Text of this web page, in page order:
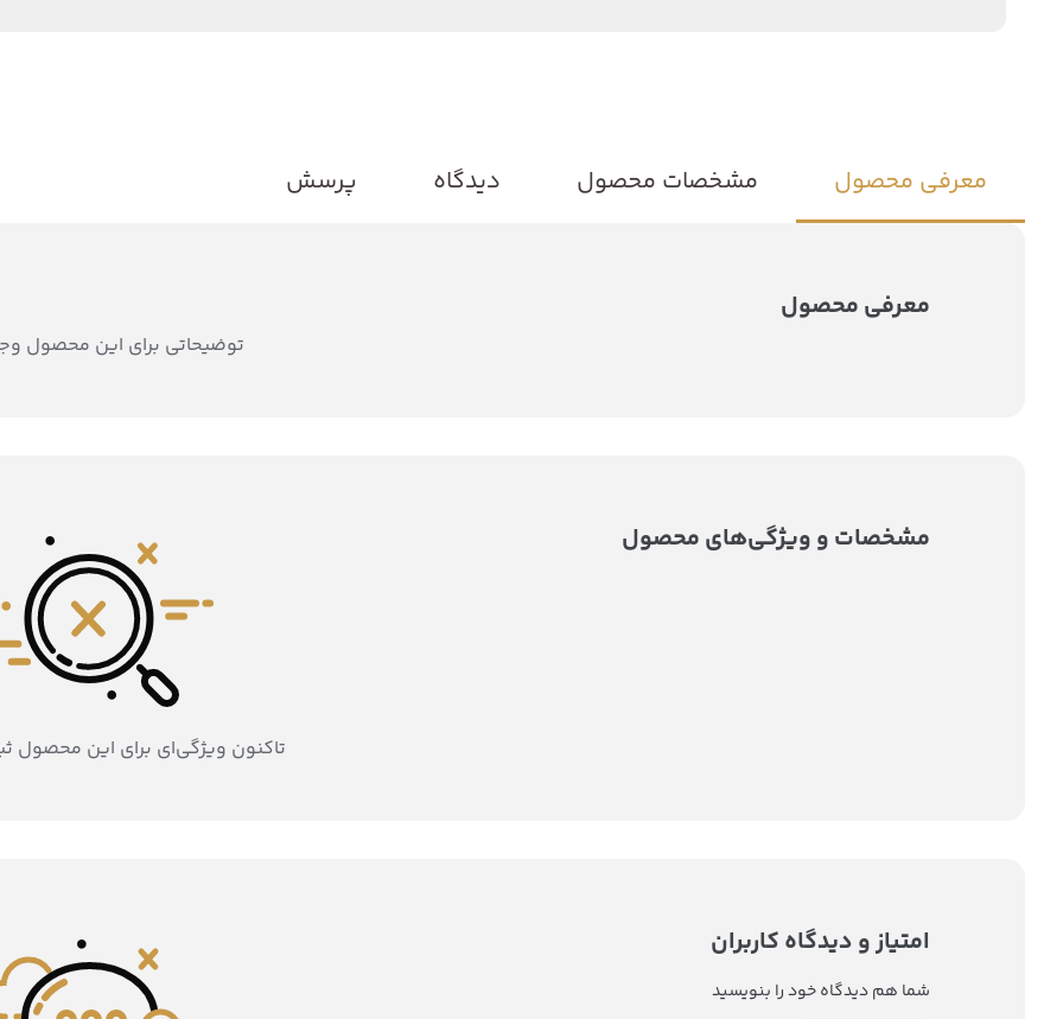
معرفی محصول مشخصات محصول دیدگاه پرسش
معرفی محصول
توضیحاتی برای این محصول
مشخصات و ویژگی‌های محصول
تاکنون ویژگی‌ای برای این محصول
امتیاز و دیدگاه کاربران
شما هم دیدگاه خود را بنویسید